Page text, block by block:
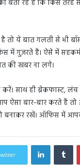
बता रहें है कि किस
ये बात गलती से भी
में गुजरते है। ऐसे में
की खबर ना लगे।
करें। साथ ही ब्रेकफास्ट,
आप ऐसा बार-बार करते
रखें। ऑफिस में
LinkedIn